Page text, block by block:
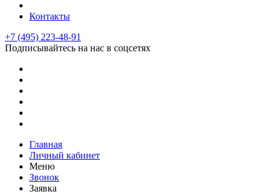
Контакты
+7 (495) 223-48-91
Подписывайтесь на нас в соцсетях
Главная
Личный кабинет
Меню
Звонок
Заявка